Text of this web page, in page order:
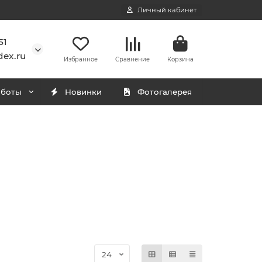
Личный кабинет
Избранное Сравнение Корзина
Новинки Фотогалерея